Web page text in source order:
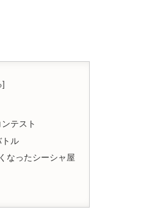
テスト
トル
なったシーシャ屋